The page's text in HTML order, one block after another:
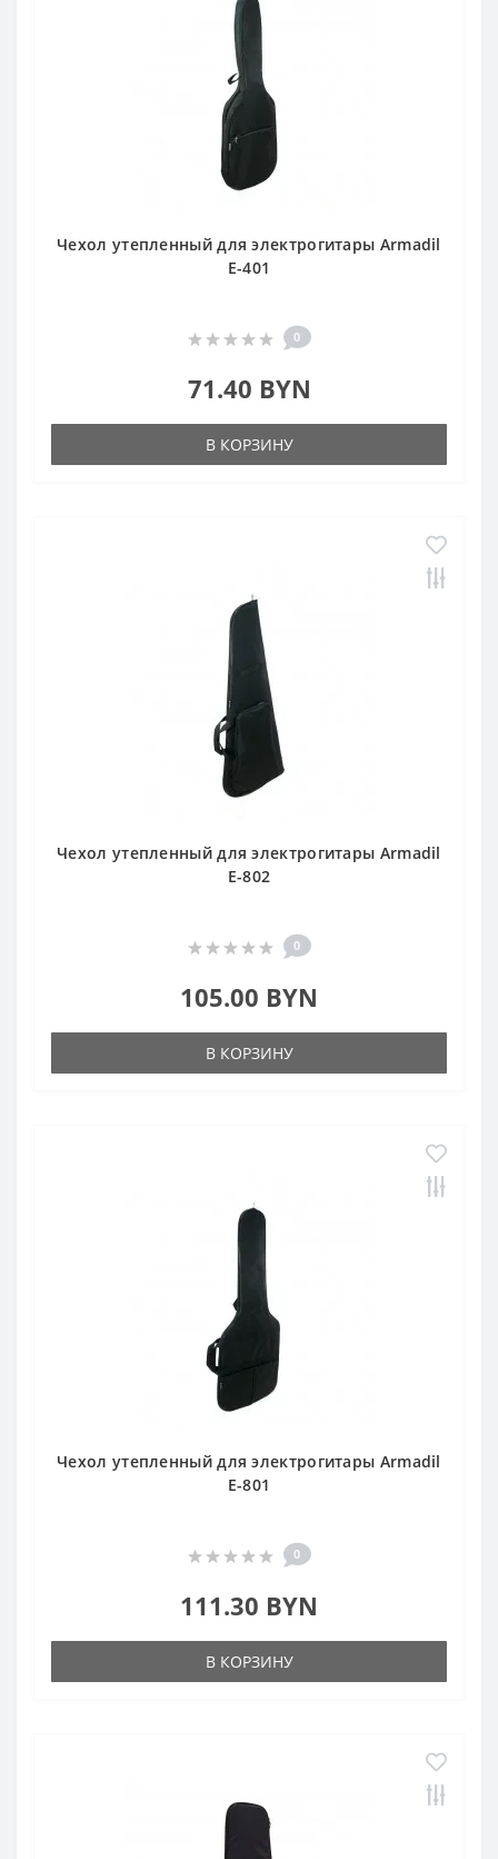
Чехол утепленный для электрогитары Armadil
E-401
0
71.40 BYN
В КОРЗИНУ
Чехол утепленный для электрогитары Armadil
E-802
0
105.00 BYN
В КОРЗИНУ
Чехол утепленный для электрогитары Armadil
E-801
0
111.30 BYN
В КОРЗИНУ